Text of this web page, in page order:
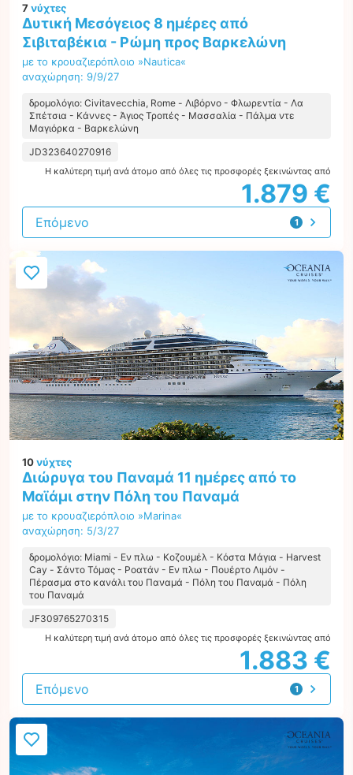
7νύχτες
Δυτική Μεσόγειος 8 ημέρες από
Σιβιταβέκια - Ρώμη προς Βαρκελώνη
με το κρουαζιερόπλοιο »Nautica«
αναχώρηση: 9/9/27
δρομολόγιο: Civitavecchia, Rome - Λιβόρνο - Φλωρεντία - Λα
Σπέτσια - Κάννες - Άγιος Τροπές - Μασσαλία - Πάλμα ντε
Μαγιόρκα - Βαρκελώνη
JD323640270916
Η καλύτερη τιμή ανά άτομο από όλες τις προσφορές ξεκινώντας από
1.879 €
1
προσφορά
Επόμενο
10νύχτες
Διώρυγα του Παναμά 11 ημέρες από το
Μαϊάμι στην Πόλη του Παναμά
με το κρουαζιερόπλοιο »Marina«
αναχώρηση: 5/3/27
δρομολόγιο: Miami - Εν πλω - Κοζουμέλ - Κόστα Μάγια - Harvest
Cay - Σάντο Τόμας - Ροατάν - Εν πλω - Πουέρτο Λιμόν -
Πέρασμα στο κανάλι του Παναμά - Πόλη του Παναμά - Πόλη
του Παναμά
JF309765270315
Η καλύτερη τιμή ανά άτομο από όλες τις προσφορές ξεκινώντας από
1.883 €
1
προσφορά
Επόμενο